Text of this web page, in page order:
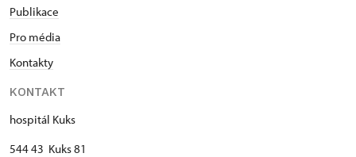
Publikace
Pro média
Kontakty
KONTAKT
hospitál Kuks
544 43 Kuks 81